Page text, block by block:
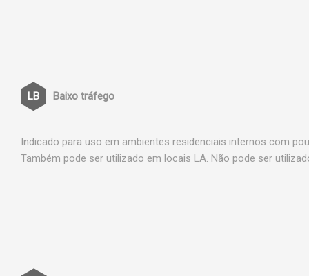
Baixo tráfego
Indicado para uso em ambientes residenciais internos com
Também pode ser utilizado em locais LA. Não pode ser